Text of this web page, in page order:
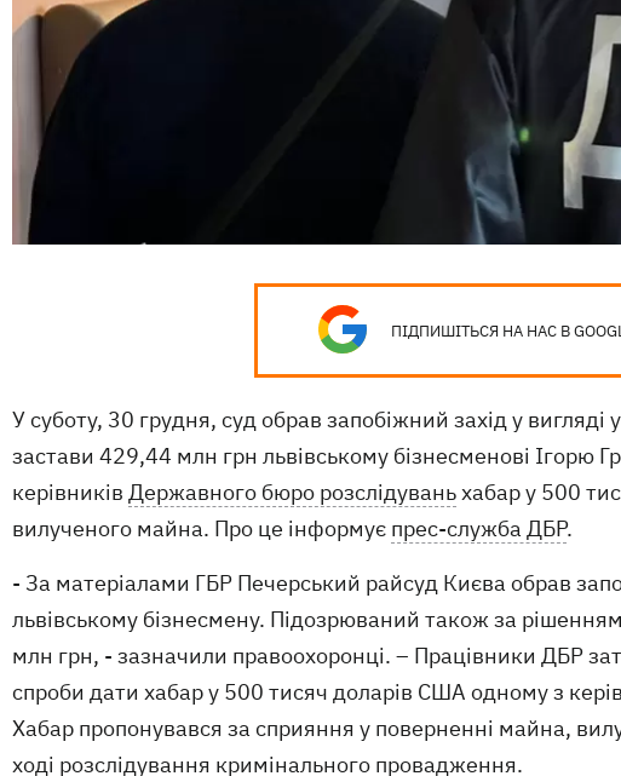
ПІДПИШІТЬСЯ НА НАС В
У суботу, 30 грудня, суд обрав запобіжний захід у
застави 429,44 млн грн львівському бізнесменові Ігорю
керівників Державного бюро розслідуваньхабар у 500
вилученого майна. Про це інформує прес-служба ДБР.
- За матеріалами ГБР Печерський райсуд Києва обрав
львівському бізнесмену. Підозрюваний також за
млн грн, - зазначили правоохоронці. – Працівники ДБР
спроби дати хабар у 500 тисяч доларів США одному з
Хабар пропонувався за сприяння у поверненні майна,
ході розслідування кримінального провадження.